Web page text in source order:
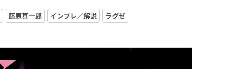
藤原真一郎 インプレ／解説
ラグゼ